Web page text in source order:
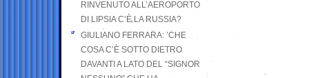
RINVENUTO ALL’AEROPORTO
DI LIPSIA C’È LA RUSSIA?
GIULIANO FERRARA: ’CHE
COSA C’È SOTTO DIETRO
DAVANTI A LATO DEL “SIGNOR